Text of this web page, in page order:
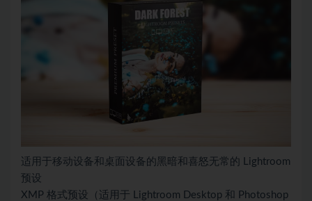
适用于移动设备和桌面设备的黑暗和喜怒无常的 Lightroom
预设
XMP 格式预设（适用于 Lightroom Desktop 和 Photoshop